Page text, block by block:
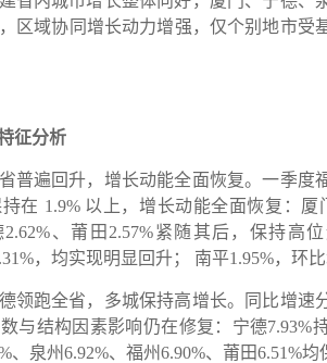
区域协同增长动力增强，仅个别地市受
征分析
普遍回升，增长动能全面恢复。一季度
在 1.9% 以上，增长动能全面恢复：厦
、莆田2.57%紧随其后，保持高
，均实现明显回升； 南平1.95%，环比
领跑全省，多城保持高增长。同比增速
与结构因素影响仍在修复：宁德7.93%
、泉州6.92%、福州6.90%、莆田6.51%